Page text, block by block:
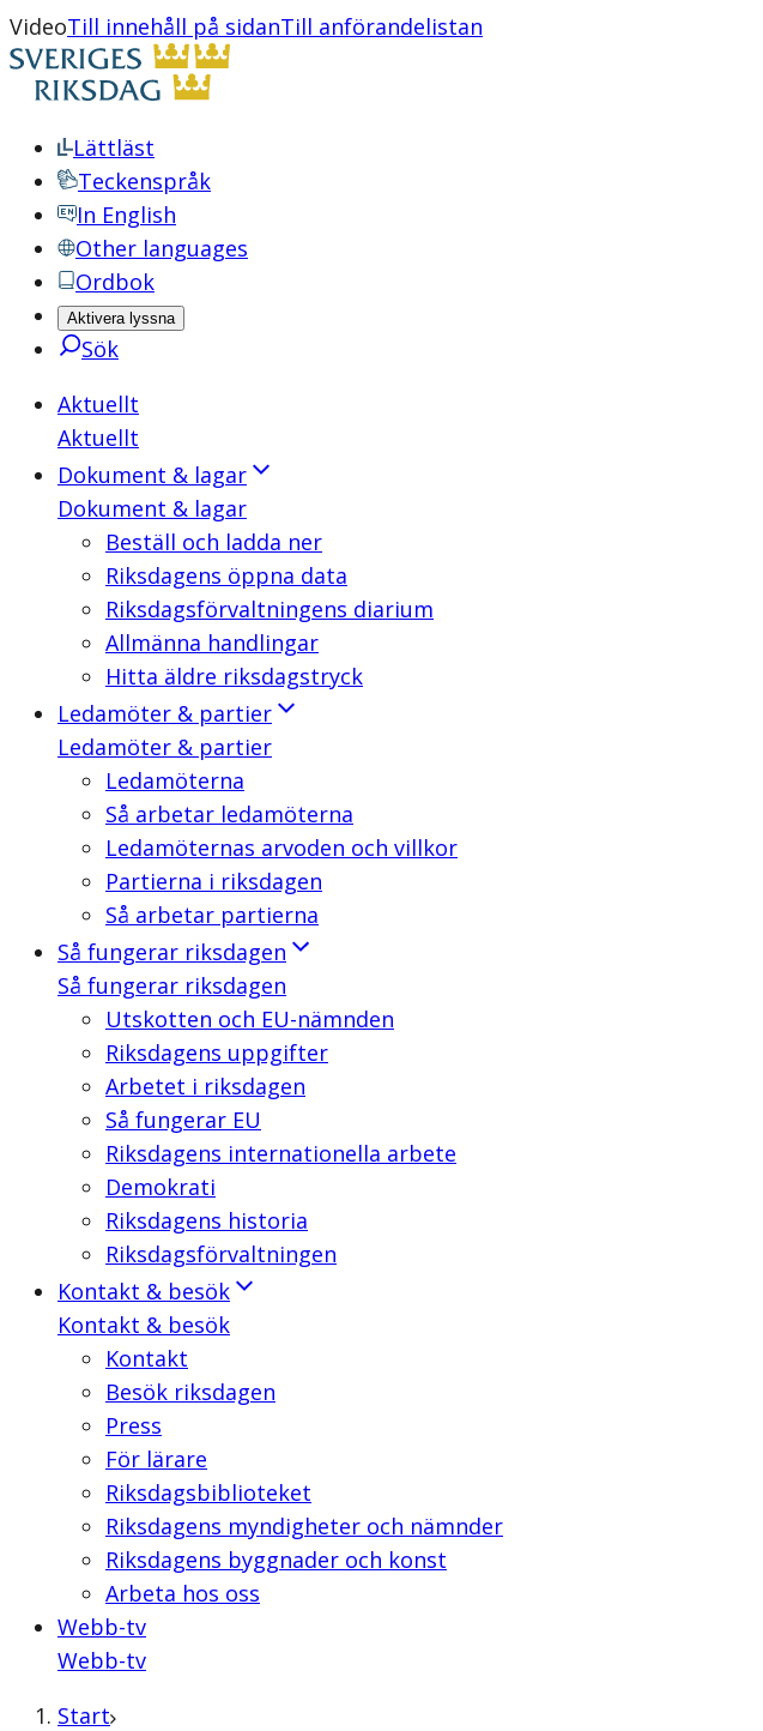
VideoTill innehåll på sidanTill anförandelistan
Lättläst
Teckenspråk
In English
Other languages
Ordbok
Aktivera lyssna
Sök
Aktuellt
Aktuellt
Dokument & lagar
Dokument & lagar
Beställ och ladda ner
Riksdagens öppna data
Riksdagsförvaltningens diarium
Allmänna handlingar
Hitta äldre riksdagstryck
Ledamöter & partier
Ledamöter & partier
Ledamöterna
Så arbetar ledamöterna
Ledamöternas arvoden och villkor
Partierna i riksdagen
Så arbetar partierna
Så fungerar riksdagen
Så fungerar riksdagen
Utskotten och EU-nämnden
Riksdagens uppgifter
Arbetet i riksdagen
Så fungerar EU
Riksdagens internationella arbete
Demokrati
Riksdagens historia
Riksdagsförvaltningen
Kontakt & besök
Kontakt & besök
Kontakt
Besök riksdagen
Press
För lärare
Riksdagsbiblioteket
Riksdagens myndigheter och nämnder
Riksdagens byggnader och konst
Arbeta hos oss
Webb-tv
Webb-tv
Start